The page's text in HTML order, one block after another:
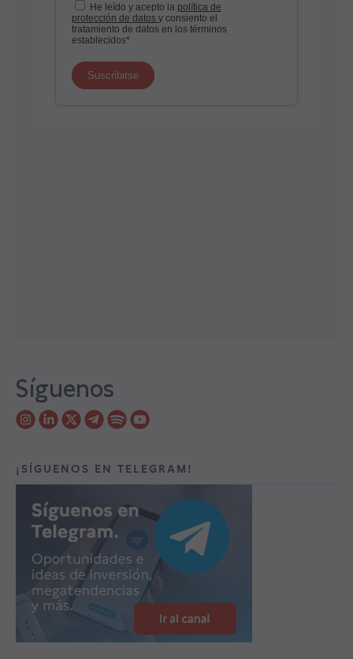
Síguenos
¡SÍGUENOS EN TELEGRAM!